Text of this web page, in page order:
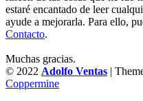
estaré encantado de leer
ayude a mejorarla. Para ello,
Contacto.
Muchas gracias.
© 2022 Adolfo Ventas |
Coppermine